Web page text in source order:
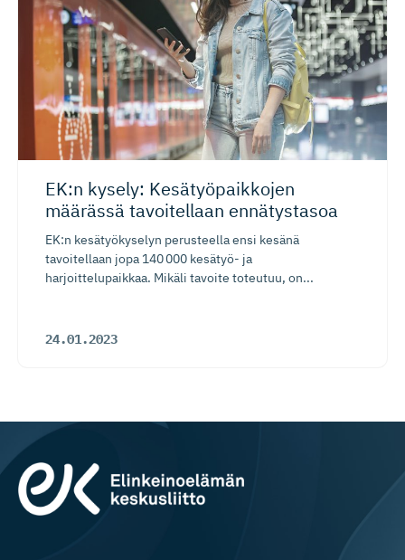
EK:n kysely: Kesätyöpaikkojen
määrässä tavoitellaan ennätystasoa
EK:n kesätyökyselyn perusteella ensi kesänä
tavoitellaan jopa 140 000 kesätyö- ja
harjoittelupaikkaa. Mikäli tavoite toteutuu, on...
24.01.2023